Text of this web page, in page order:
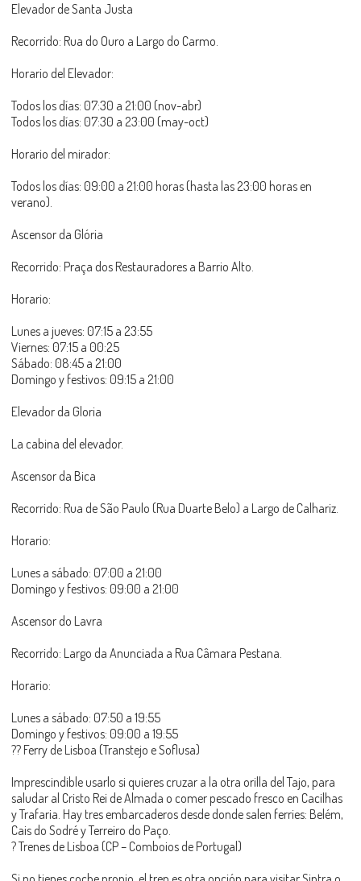
Elevador de Santa Justa
Recorrido: Rua do Ouro a Largo do Carmo.
Horario del Elevador:
Todos los días: 07:30 a 21:00 (nov-abr)
Todos los días: 07:30 a 23:00 (may-oct)
Horario del mirador:
Todos los días: 09:00 a 21:00 horas (hasta las 23:00 horas en
verano).
Ascensor da Glória
Recorrido: Praça dos Restauradores a Barrio Alto.
Horario:
Lunes a jueves: 07:15 a 23:55
Viernes: 07:15 a 00:25
Sábado: 08:45 a 21:00
Domingo y festivos: 09:15 a 21:00
Elevador da Gloria
La cabina del elevador.
Ascensor da Bica
Recorrido: Rua de São Paulo (Rua Duarte Belo) a Largo de Calhariz.
Horario:
Lunes a sábado: 07:00 a 21:00
Domingo y festivos: 09:00 a 21:00
Ascensor do Lavra
Recorrido: Largo da Anunciada a Rua Câmara Pestana.
Horario:
Lunes a sábado: 07:50 a 19:55
Domingo y festivos: 09:00 a 19:55
?? Ferry de Lisboa (Transtejo e Soflusa)
Imprescindible usarlo si quieres cruzar a la otra orilla del Tajo, para
saludar al Cristo Rei de Almada o comer pescado fresco en Cacilhas
y Trafaria. Hay tres embarcaderos desde donde salen ferries: Belém,
Cais do Sodré y Terreiro do Paço.
? Trenes de Lisboa (CP – Comboios de Portugal)